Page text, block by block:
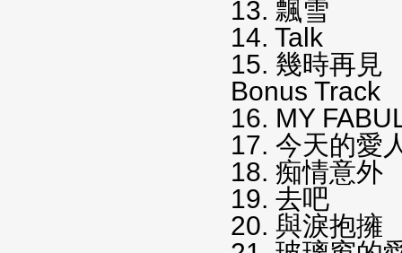
13. 飄雪
14. Talk
15. 幾時再見
Bonus Track
16. MY
17. 今天的愛
18. 痴情意外
19. 去吧
20. 與淚抱擁